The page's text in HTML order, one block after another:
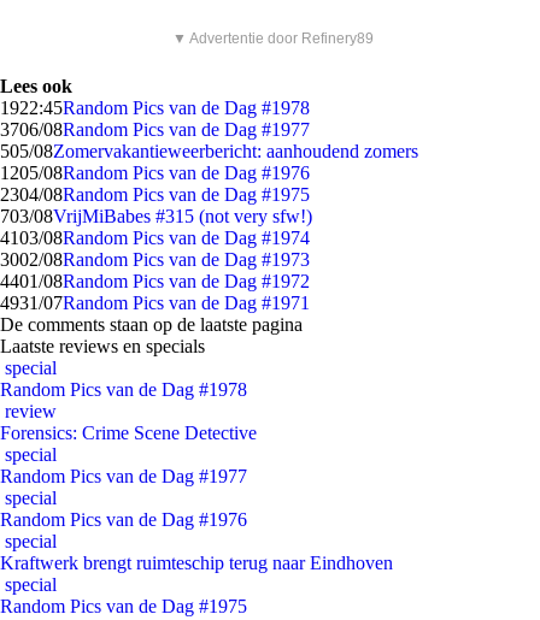
▼ Advertentie door Refinery89
Lees ook
1922:45Random Pics van de Dag #1978
3706/08Random Pics van de Dag #1977
505/08Zomervakantieweerbericht: aanhoudend zomers
1205/08Random Pics van de Dag #1976
2304/08Random Pics van de Dag #1975
703/08VrijMiBabes #315 (not very sfw!)
4103/08Random Pics van de Dag #1974
3002/08Random Pics van de Dag #1973
4401/08Random Pics van de Dag #1972
4931/07Random Pics van de Dag #1971
De comments staan op de laatste pagina
Laatste reviews en specials
special
Random Pics van de Dag #1978
review
Forensics: Crime Scene Detective
special
Random Pics van de Dag #1977
special
Random Pics van de Dag #1976
special
Kraftwerk brengt ruimteschip terug naar Eindhoven
special
Random Pics van de Dag #1975